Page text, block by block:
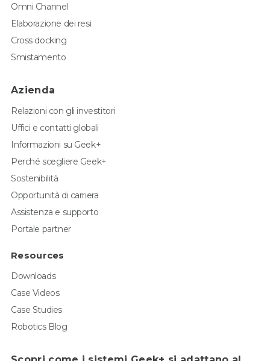
Omni Channel
Elaborazione dei resi
Cross docking
Smistamento
Azienda
Relazioni con gli investitori
Uffici e contatti globali
Informazioni su Geek+
Perché scegliere Geek+
Sostenibilità
Opportunità di carriera
Assistenza e supporto
Portale partner
Resources
Downloads
Case Videos
Case Studies
Robotics Blog